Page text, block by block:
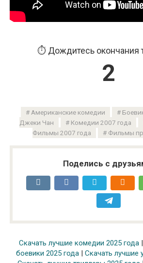
⏱️ Дождитесь окончания
1
Американские комедии
Джеки Чан
Комедии 2007 года
Фильмы 2007 года
Фильмы
Поделись с
Скачать лучшие комедии 2025 года|
боевики 2025 года
Скачать лучшие